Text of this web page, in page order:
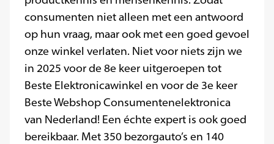
consumenten niet alleen met een antwoord
op hun vraag, maar ook met een goed gevoel
onze winkel verlaten. Niet voor niets zijn we
in 2025 voor de 8e keer uitgeroepen tot
Beste Elektronicawinkel en voor de 3e keer
Beste Webshop Consumentenelektronica
van Nederland! Een échte expert is ook goed
bereikbaar. Met 350 bezorgauto’s en 140